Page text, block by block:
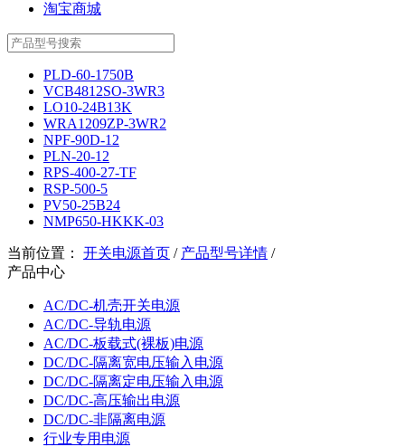
淘宝商城
PLD-60-1750B
VCB4812SO-3WR3
LO10-24B13K
WRA1209ZP-3WR2
NPF-90D-12
PLN-20-12
RPS-400-27-TF
RSP-500-5
PV50-25B24
NMP650-HKKK-03
当前位置： 开关电源首页 / 产品型号详情 /
产品中心
AC/DC-机壳开关电源
AC/DC-导轨电源
AC/DC-板载式(裸板)电源
DC/DC-隔离宽电压输入电源
DC/DC-隔离定电压输入电源
DC/DC-高压输出电源
DC/DC-非隔离电源
行业专用电源